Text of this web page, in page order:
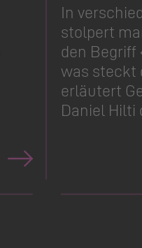
In
stolpert
den Begriff
was steckt
erläutert
Daniel Hilti